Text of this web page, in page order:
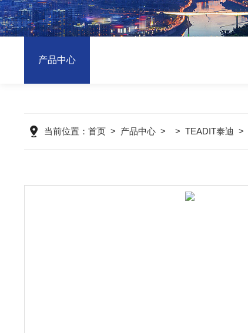
产品中心
当前位置： 首页> 产品中心> > TEADIT泰迪 >